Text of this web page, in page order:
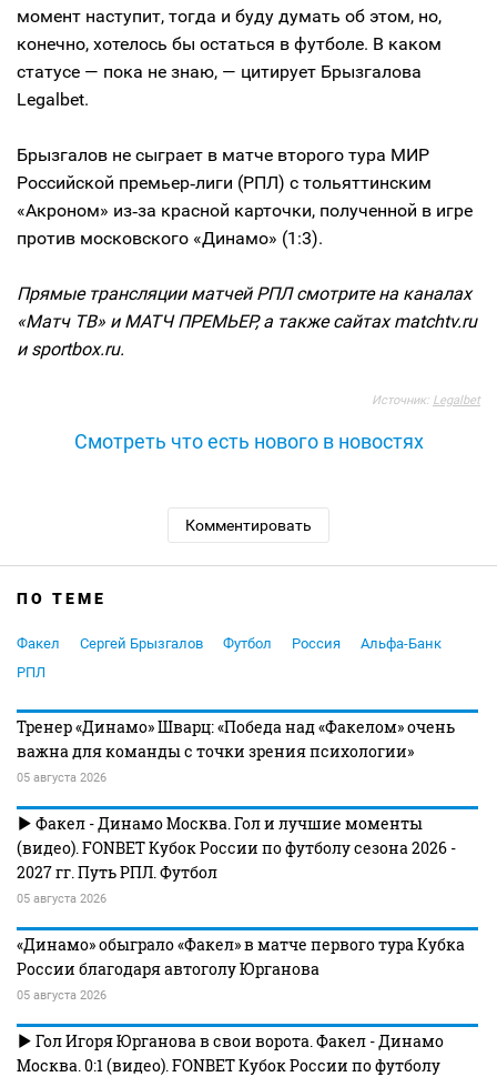
момент наступит, тогда и буду думать об этом, но,
конечно, хотелось бы остаться в футболе. В каком
статусе — пока не знаю, — цитирует Брызгалова
Legalbet.
Брызгалов не сыграет в матче второго тура МИР
Российской премьер‑лиги (РПЛ) с тольяттинским
«Акроном» из‑за красной карточки, полученной в игре
против московского «Динамо» (1:3).
Прямые трансляции матчей РПЛ смотрите на каналах
«Матч ТВ» и МАТЧ ПРЕМЬЕР, а также сайтах matchtv.ru
и sportbox.ru.
Источник: Legalbet
Смотреть что есть нового в новостях
Комментировать
ПО ТЕМЕ
Факел Сергей Брызгалов Футбол Россия
Альфа-Банк
РПЛ
Тренер «Динамо» Шварц: «Победа над «Факелом» очень
важна для команды с точки зрения психологии»
05 августа 2026
Факел - Динамо Москва. Гол и лучшие моменты
(видео). FONBET Кубок России по футболу сезона 2026 -
2027 гг. Путь РПЛ. Футбол
05 августа 2026
«Динамо» обыграло «Факел» в матче первого тура Кубка
России благодаря автоголу Юрганова
05 августа 2026
Гол Игоря Юрганова в свои ворота. Факел - Динамо
Москва. 0:1 (видео). FONBET Кубок России по футболу